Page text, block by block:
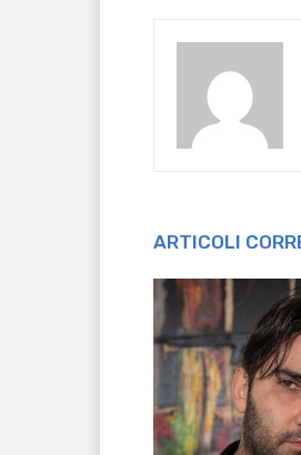
ARTICOLI